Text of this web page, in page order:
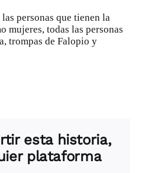
personas que tienen la
mujeres, todas las personas
trompas de Falopio y
esta historia,
plataforma